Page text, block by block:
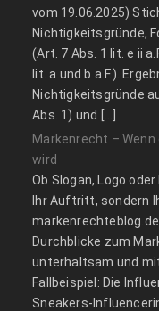
vom 19.06.2025)
Nichtigkeitsgründe,
(Art. 7 Abs. 1 lit. e ii
lit. a und b a.F.).
Nichtigkeitsgründe
Abs. 1) und […]
Markenrecht –
wird
Ob Slogan, Logo
Ihr Auftritt, sondern
Durchblicke zum
unterhaltsam und
Fallbeispiel: Die
Sneakers-